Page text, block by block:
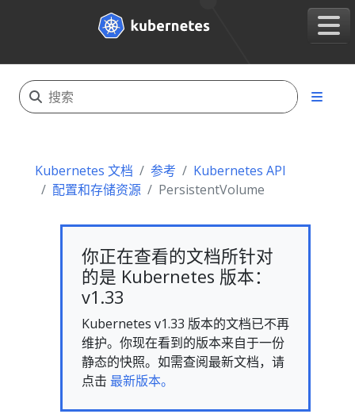
Kubernetes 文档 参考
Kubernetes API
配置和存储资源
PersistentVolume
你正在查看的文档所针对
的是 Kubernetes 版本：
v1.33
Kubernetes v1.33 版本的文档已不再
维护。你现在看到的版本来自于一份
静态的快照。如需查阅最新文档，请
点击 最新版本。